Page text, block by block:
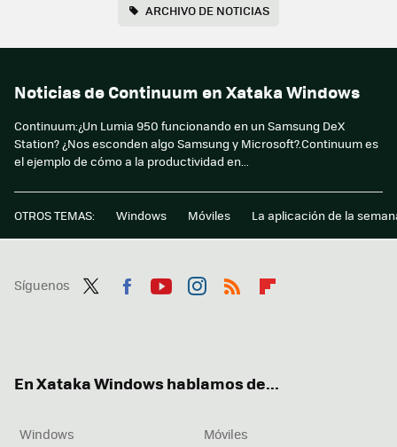
ARCHIVO DE NOTICIAS
Noticias de Continuum en Xataka Windows
Continuum:¿Un Lumia 950 funcionando en un Samsung DeX
Station? ¿Nos esconden algo Samsung y Microsoft?.Continuum es
el ejemplo de cómo a la productividad en...
OTROS TEMAS: Windows Móviles La aplicación de la
Síguenos
En Xataka Windows hablamos de...
Windows
Móviles